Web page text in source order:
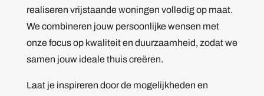
realiseren vrijstaande woningen volledig op maat.
We combineren jouw persoonlijke wensen met
onze focus op kwaliteit en duurzaamheid, zodat we
samen jouw ideale thuis creëren.
Laat je inspireren door de mogelijkheden en